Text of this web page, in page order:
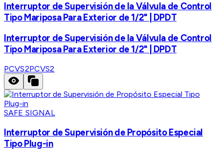
Interruptor de Supervisión de la Válvula de Control
Tipo Mariposa Para Exterior de 1/2" | DPDT
Interruptor de Supervisión de la Válvula de Control
Tipo Mariposa Para Exterior de 1/2" | DPDT
PCVS2PCVS2
SAFE SIGNAL
Interruptor de Supervisión de Propósito Especial
Tipo Plug-in